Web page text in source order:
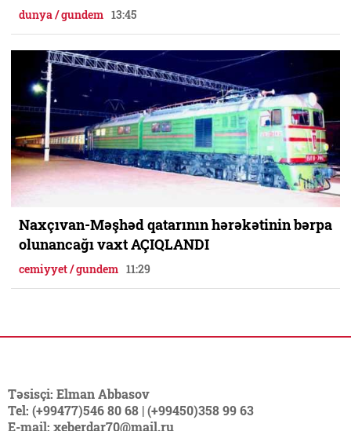
dunya / gundem 13:45
Naxçıvan-Məşhəd qatarının hərəkətinin bərpa
olunancağı vaxt AÇIQLANDI
cemiyyet / gundem 11:29
Təsisçi: Elman Abbasov
Tel: (+99477)546 80 68 | (+99450)358 99 63
E-mail: xeberdar70@mail.ru